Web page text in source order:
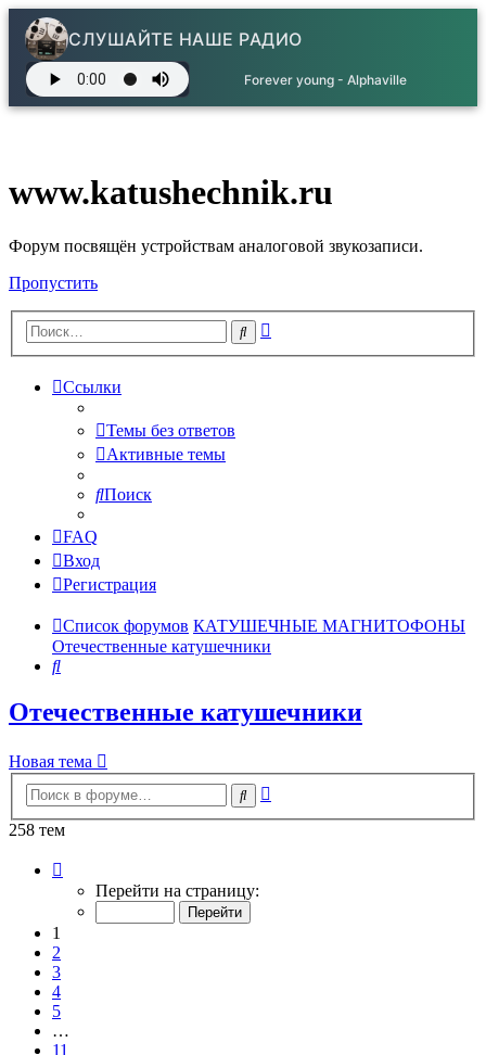
СЛУШАЙТЕ НАШЕ РАДИО
Forever young - Alphaville
www.katushechnik.ru
Форум посвящён устройствам аналоговой звукозаписи.
Пропустить
Поиск
Ссылки
Темы без ответов
Активные темы
Поиск
FAQ
Вход
Регистрация
Список форумов КАТУШЕЧНЫЕ МАГНИТОФОНЫ
Отечественные катушечники
Поиск
Отечественные катушечники
Новая тема
Поиск
258 тем
Перейти на страницу:
1
2
3
4
5
…
11